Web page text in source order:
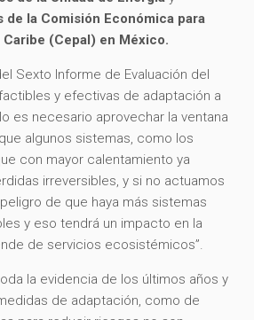
de la Comisión Económica para
(Cepal) en México.
Sexto Informe de Evaluación del
y efectivas de adaptación a
es necesario aprovechar la ventana
algunos sistemas, como los
con mayor calentamiento ya
irreversibles, y si no actuamos
de que haya más sistemas
y eso tendrá un impacto en la
de servicios ecosistémicos”.
la evidencia de los últimos años y
de adaptación, como de